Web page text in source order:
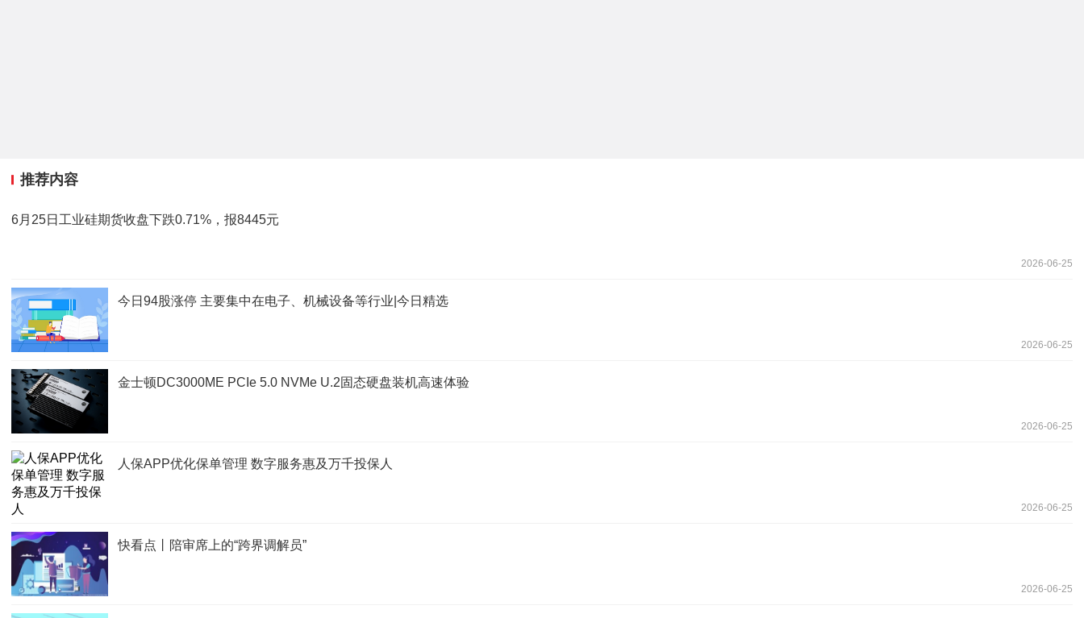
推荐内容
6月25日工业硅期货收盘下跌0.71%，报8445元
2026-06-25
今日94股涨停 主要集中在电子、机械设备等行业|今日精选
2026-06-25
金士顿DC3000ME PCIe 5.0 NVMe U.2固态硬盘装机高速体验
2026-06-25
人保APP优化保单管理 数字服务惠及万千投保人
2026-06-25
快看点丨陪审席上的“跨界调解员”
2026-06-25